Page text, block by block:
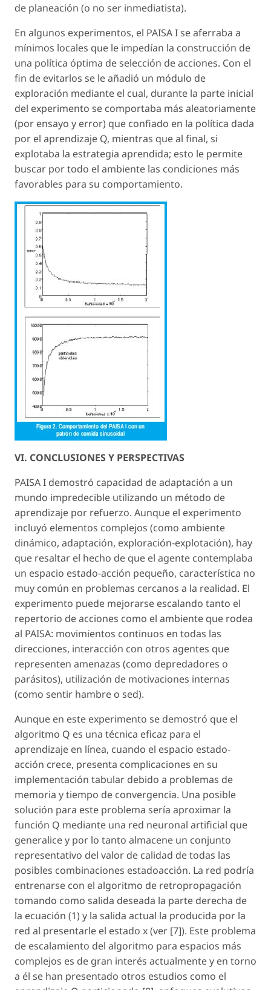
de planeación (o no ser inmediatista).
En algunos experimentos, el PAISA I se aferraba a
mínimos locales que le impedían la construcción de
una política óptima de selección de acciones. Con el
fin de evitarlos se le añadió un módulo de
exploración mediante el cual, durante la parte inicial
del experimento se comportaba más aleatoriamente
(por ensayo y error) que confiado en la política dada
por el aprendizaje Q, mientras que al final, si
explotaba la estrategia aprendida; esto le permite
buscar por todo el ambiente las condiciones más
favorables para su comportamiento.
VI. CONCLUSIONES Y PERSPECTIVAS
PAISA I demostró capacidad de adaptación a un
mundo impredecible utilizando un método de
aprendizaje por refuerzo. Aunque el experimento
incluyó elementos complejos (como ambiente
dinámico, adaptación, exploración-explotación), hay
que resaltar el hecho de que el agente contemplaba
un espacio estado-acción pequeño, característica no
muy común en problemas cercanos a la realidad. El
experimento puede mejorarse escalando tanto el
repertorio de acciones como el ambiente que rodea
al PAISA: movimientos continuos en todas las
direcciones, interacción con otros agentes que
representen amenazas (como depredadores o
parásitos), utilización de motivaciones internas
(como sentir hambre o sed).
Aunque en este experimento se demostró que el
algoritmo Q es una técnica eficaz para el
aprendizaje en línea, cuando el espacio estado-
acción crece, presenta complicaciones en su
implementación tabular debido a problemas de
memoria y tiempo de convergencia. Una posible
solución para este problema sería aproximar la
función Q mediante una red neuronal artificial que
generalice y por lo tanto almacene un conjunto
representativo del valor de calidad de todas las
posibles combinaciones estadoacción. La red podría
entrenarse con el algoritmo de retropropagación
tomando como salida deseada la parte derecha de
la ecuación (1) y la salida actual la producida por la
red al presentarle el estado x (ver [7]). Este problema
de escalamiento del algoritmo para espacios más
complejos es de gran interés actualmente y en torno
a él se han presentado otros estudios como el